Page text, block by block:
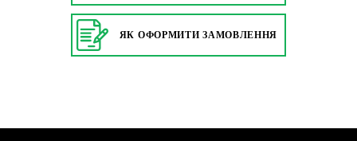
ЯК ОФОРМИТИ ЗАМОВЛЕННЯ